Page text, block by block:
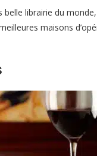
belle librairie du
maisons